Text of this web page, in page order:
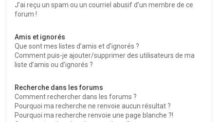
J’ai reçu un spam ou un courriel abusif d’un membre de ce
forum !
Amis et ignorés
Que sont mes listes d’amis et d’ignorés ?
Comment puis-je ajouter/supprimer des utilisateurs de ma
liste d’amis ou d’ignorés ?
Recherche dans les forums
Comment rechercher dans les forums ?
Pourquoi ma recherche ne renvoie aucun résultat ?
Pourquoi ma recherche renvoie une page blanche ?!